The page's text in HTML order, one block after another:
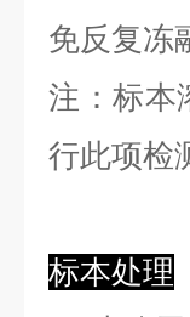
免反复冻
注：标本
行此项检
标本处理